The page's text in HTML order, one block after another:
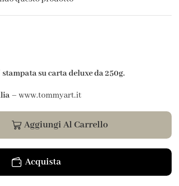
su carta deluxe da 250g.
– www.tommyart.it
Aggiungi Al Carrello
Acquista